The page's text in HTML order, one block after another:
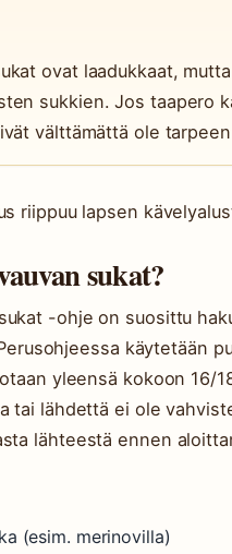
ovat laadukkaat,
sukkien. Jos taapero
välttämättä ole
riippuu lapsen
sukat?
-ohje on suosittu
käytetään
yleensä kokoon 16/
tai lähdettä ei ole
lähteestä ennen
(esim. merinovilla)